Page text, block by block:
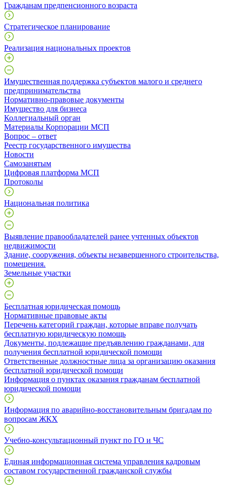
Гражданам предпенсионного возраста
Стратегическое планирование
Реализация национальных проектов
Имущественная поддержка субъектов малого и среднего
предпринимательства
Нормативно-правовые документы
Имущество для бизнеса
Коллегиальный орган
Материалы Корпорации МСП
Вопрос – ответ
Реестр государственного имущества
Новости
Самозанятым
Цифровая платформа МСП
Протоколы
Национальная политика
Выявление правообладателей ранее учтенных объектов
недвижимости
​Здание, сооружения, объекты незавершенного строительства,
помещения.
Земельные участки
Бесплатная юридическая помощь
Нормативные правовые акты
Перечень категорий граждан, которые вправе получать
бесплатную юридическую помощь
Документы, подлежащие предъявлению гражданами, для
получения бесплатной юридической помощи
Ответственные должностные лица за организацию оказания
бесплатной юридической помощи
Информация о пунктах оказания гражданам бесплатной
юридической помощи
Информация по аварийно-восстановительным бригадам по
вопросам ЖКХ
Учебно-консультационный пункт по ГО и ЧС
Единая информационная система управления кадровым
составом государственной гражданской службы